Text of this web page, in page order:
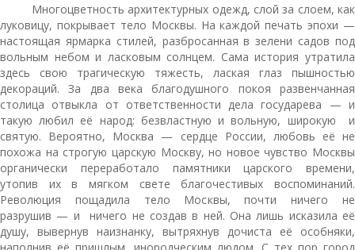
Многоцветность архитектурных одежд, слой за слоем, как
луковицу, покрывает тело Москвы. На каждой печать эпохи —
настоящая ярмарка стилей, разбросанная в зелени садов под
вольным небом и ласковым солнцем. Сама история утратила
здесь свою трагическую тяжесть, лаская глаз пышностью
декораций. За два века благодушного покоя развенчанная
столица отвыкла от ответственности дела государева — и
такую любил её народ: безвластную и вольную, широкую и
святую. Вероятно, Москва — сердце России, любовь её не
похожа на строгую царскую Москву, но новое чувство Москвы
органически переработало памятники царского времени,
утопив их в мягком свете благочестивых воспоминаний.
Революция пощадила тело Москвы, почти ничего не
разрушив — и ничего не создав в ней. Она лишь исказила её
душу, вывернув наизнанку, вытряхнув дочиста её особняки,